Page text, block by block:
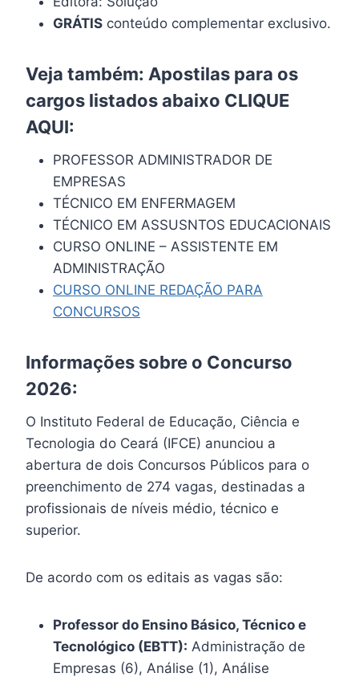
GRÁTIS conteúdo complementar exclusivo.
Veja também: Apostilas para os
cargos listados abaixo CLIQUE
AQUI:
PROFESSOR ADMINISTRADOR DE
EMPRESAS
TÉCNICO EM ENFERMAGEM
TÉCNICO EM ASSUSNTOS EDUCACIONAIS
CURSO ONLINE – ASSISTENTE EM
ADMINISTRAÇÃO
CURSO ONLINE REDAÇÃO PARA
CONCURSOS
Informações sobre o Concurso
2026:
O Instituto Federal de Educação, Ciência e
Tecnologia do Ceará (IFCE) anunciou a
abertura de dois Concursos Públicos para o
preenchimento de 274 vagas, destinadas a
profissionais de níveis médio, técnico e
superior.
De acordo com os editais as vagas são:
Professor do Ensino Básico, Técnico e
Tecnológico (EBTT): Administração de
Empresas (6), Análise (1), Análise